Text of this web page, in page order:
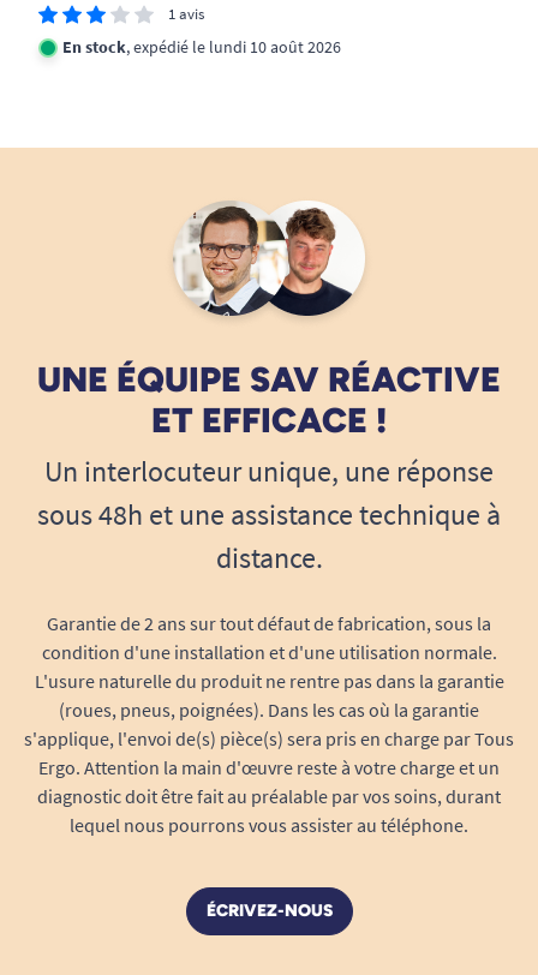
Couette lavable en machine à 30°C.
Retrouvez tous nos accessoires de literie.
1 avis
En stock, expédié le lundi 10 août 2026
UNE ÉQUIPE SAV RÉACTIVE
ET EFFICACE !
Un interlocuteur unique, une réponse
sous 48h et une assistance technique à
distance.
Garantie de 2 ans sur tout défaut de fabrication, sous la
condition d'une installation et d'une utilisation normale.
L'usure naturelle du produit ne rentre pas dans la garantie
(roues, pneus, poignées). Dans les cas où la garantie
s'applique, l'envoi de(s) pièce(s) sera pris en charge par Tous
Ergo. Attention la main d'œuvre reste à votre charge et un
diagnostic doit être fait au préalable par vos soins, durant
lequel nous pourrons vous assister au téléphone.
ÉCRIVEZ-NOUS